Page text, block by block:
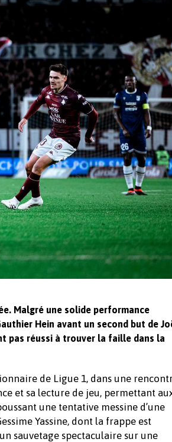
Malgré une solide performance
Hein avant un second but de
pas réussi à trouver la faille dans la
de Ligue 1, dans une
et sa lecture de jeu, permettant
une tentative messine d’une
Yassine, dont la frappe est
sauvetage spectaculaire sur une